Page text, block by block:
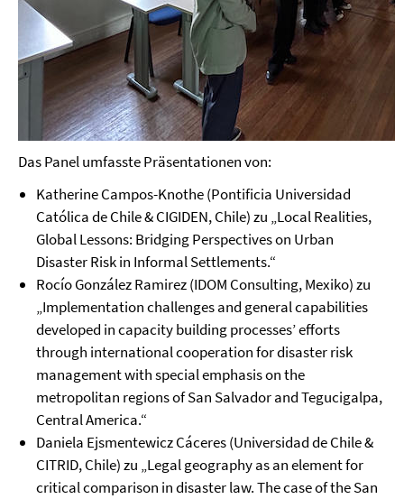
Das Panel umfasste Präsentationen von:
Katherine Campos-Knothe (Pontificia Universidad
Católica de Chile & CIGIDEN, Chile) zu „Local Realities,
Global Lessons: Bridging Perspectives on Urban
Disaster Risk in Informal Settlements.“
Rocío González Ramirez (IDOM Consulting, Mexiko) zu
„Implementation challenges and general capabilities
developed in capacity building processes’ efforts
through international cooperation for disaster risk
management with special emphasis on the
metropolitan regions of San Salvador and Tegucigalpa,
Central America.“
Daniela Ejsmentewicz Cáceres (Universidad de Chile &
CITRID, Chile) zu „Legal geography as an element for
critical comparison in disaster law. The case of the San